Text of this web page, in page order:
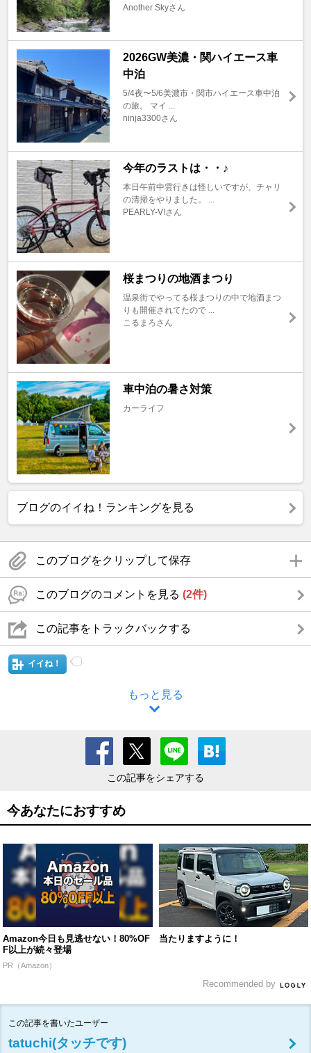
Another Skyさん
2026GW美濃・関ハイエース車
中泊
5/4夜〜5/6美濃市・関市ハイエース車中泊
の旅。 マイ ...
ninja3300さん
今年のラストは・・♪
本日午前中雲行きは怪しいですが、チャリ
の清掃をやりました。 ...
PEARLY-V!さん
桜まつりの地酒まつり
温泉街でやってる桜まつりの中で地酒まつ
りも開催されてたので ...
こるまろさん
車中泊の暑さ対策
カーライフ
ブログのイイね！ランキングを見る
このブログをクリップして保存
このブログのコメントを見る (2件)
この記事をトラックバックする
イイね！
もっと見る
この記事をシェアする
今あなたにおすすめ
Amazon今日も見逃せない！80%OF
F以上が続々登場
PR（Amazon）
当たりますように！
Recommended by
この記事を書いたユーザー
tatuchi(タッチです)